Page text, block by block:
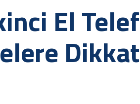
El
Dikkat